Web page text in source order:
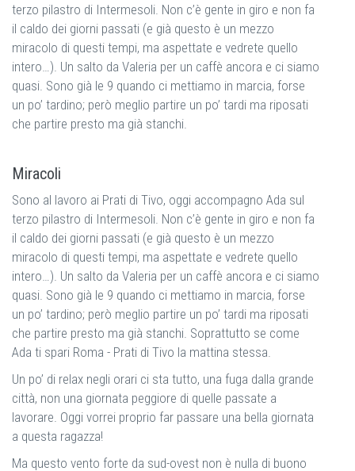
terzo pilastro di Intermesoli. Non c’è gente in giro e non fa
il caldo dei giorni passati (e già questo è un mezzo
miracolo di questi tempi, ma aspettate e vedrete quello
intero…). Un salto da Valeria per un caffè ancora e ci siamo
quasi. Sono già le 9 quando ci mettiamo in marcia, forse
un po’ tardino; però meglio partire un po’ tardi ma riposati
che partire presto ma già stanchi.
Miracoli
Sono al lavoro ai Prati di Tivo, oggi accompagno Ada sul
terzo pilastro di Intermesoli. Non c’è gente in giro e non fa
il caldo dei giorni passati (e già questo è un mezzo
miracolo di questi tempi, ma aspettate e vedrete quello
intero…). Un salto da Valeria per un caffè ancora e ci siamo
quasi. Sono già le 9 quando ci mettiamo in marcia, forse
un po’ tardino; però meglio partire un po’ tardi ma riposati
che partire presto ma già stanchi. Soprattutto se come
Ada ti spari Roma - Prati di Tivo la mattina stessa.
Un po’ di relax negli orari ci sta tutto, una fuga dalla grande
città, non una giornata peggiore di quelle passate a
lavorare. Oggi vorrei proprio far passare una bella giornata
a questa ragazza!
Ma questo vento forte da sud-ovest non è nulla di buono